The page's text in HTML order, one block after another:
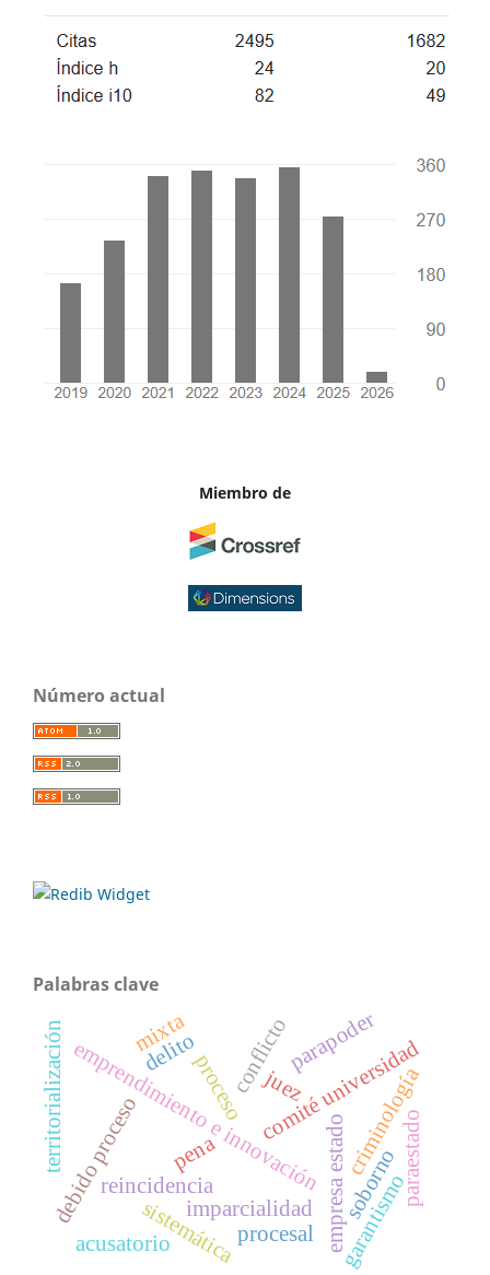
Miembro de
Número actual
Palabras clave
emprendimiento e innovacióncomité universidad
empresa estado
proceso
debido proceso imparcialidad
juez
reincidencia
delito
pena criminología
territorialización conflictoparapoder
paraestado
sistemática garantismo
procesal
mixta
acusatorio
soborno